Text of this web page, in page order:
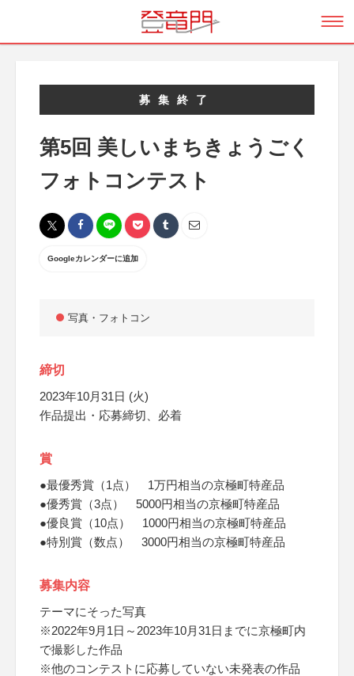
募集終了
第5回 美しいまちきょうごく
フォトコンテスト
Googleカレンダーに追加
写真・フォトコン
締切
2023年10月31日 (火)
作品提出・応募締切、必着
賞
●最優秀賞（1点） 1万円相当の京極町特産品
●優秀賞（3点） 5000円相当の京極町特産品
●優良賞（10点） 1000円相当の京極町特産品
●特別賞（数点） 3000円相当の京極町特産品
募集内容
テーマにそった写真
※2022年9月1日～2023年10月31日までに京極町内
で撮影した作品
※他のコンテストに応募していない未発表の作品